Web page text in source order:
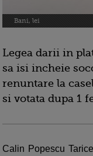
Bani, lei
Legea darii in
sa isi incheie
renuntare la
si votata dupa 1
Calin Popescu